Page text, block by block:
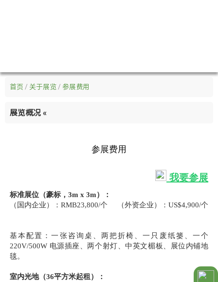
首页 / 关于展览 / 参展费用
展览概况 «
参展费用
我要参展
标准展位（豪标，3m x 3m）：
（国内企业）：RMB23,800/个 （外资企业）：US$4,900/个
基本配置：一张咨询桌、两把折椅、一只废纸篓、一个
220V/500W 电源插座、两个射灯、中英文楣板、展位内铺地
毯。
室内光地（36平方米起租）：